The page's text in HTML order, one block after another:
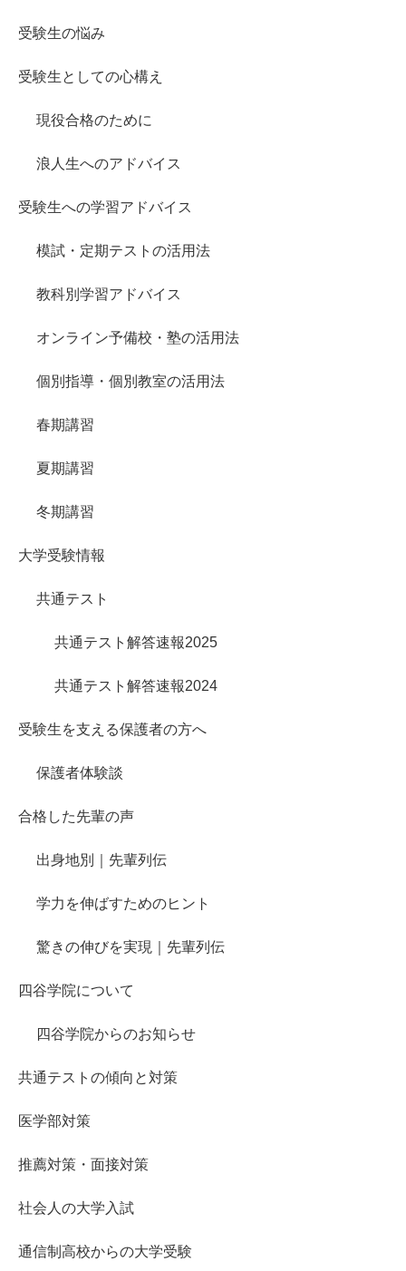
受験生の悩み
受験生としての心構え
現役合格のために
浪人生へのアドバイス
受験生への学習アドバイス
模試・定期テストの活用法
教科別学習アドバイス
オンライン予備校・塾の活用法
個別指導・個別教室の活用法
春期講習
夏期講習
冬期講習
大学受験情報
共通テスト
共通テスト解答速報2025
共通テスト解答速報2024
受験生を支える保護者の方へ
保護者体験談
合格した先輩の声
出身地別｜先輩列伝
学力を伸ばすためのヒント
驚きの伸びを実現｜先輩列伝
四谷学院について
四谷学院からのお知らせ
共通テストの傾向と対策
医学部対策
推薦対策・面接対策
社会人の大学入試
通信制高校からの大学受験